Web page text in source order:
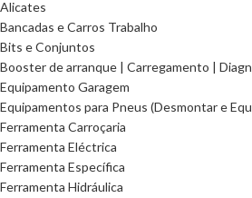
Alicates
Bancadas e Carros Trabalho
Bits e Conjuntos
Booster de arranque | Carregamento |
Equipamento Garagem
Equipamentos para Pneus (Desmontar e
Ferramenta Carroçaria
Ferramenta Eléctrica
Ferramenta Específica
Ferramenta Hidráulica